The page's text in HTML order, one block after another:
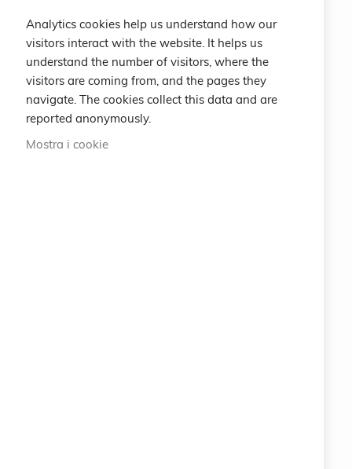
Contattaci
Crea un Account
International
Analytics cookies help us understand how our
visitors interact with the website. It helps us
understand the number of visitors, where the
visitors are coming from, and the pages they
navigate. The cookies collect this data and are
reported anonymously.
Mostra i cookie